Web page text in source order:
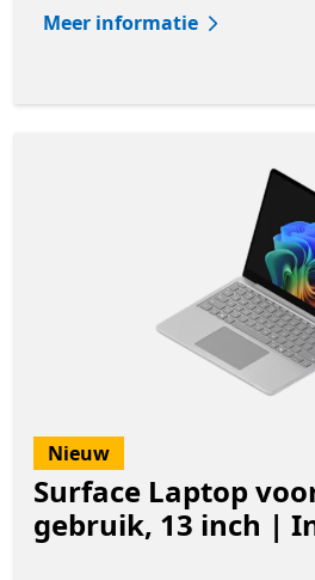
Meer informatie
Nieuw
Surface Laptop
gebruik, 13 inch |